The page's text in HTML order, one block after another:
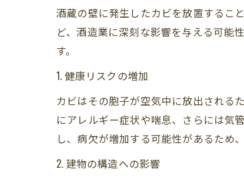
酒蔵の壁に発生したカビを放置するこ
ど、酒造業に深刻な影響を与える可能
す。
1. 健康リスクの増加
カビはその胞子が空気中に放出される
にアレルギー症状や喘息、さらには気
し、病欠が増加する可能性があるため
2. 建物の構造への影響